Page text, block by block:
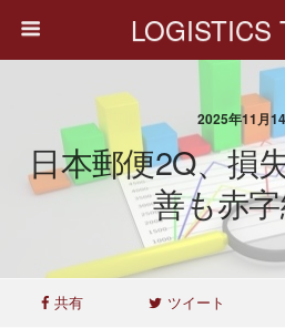
LOGISTICS
2025年11月
日本郵便2Q、損
善も赤
共有 ツイート